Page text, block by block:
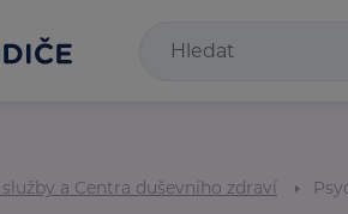
služby a Centra duševního zdraví